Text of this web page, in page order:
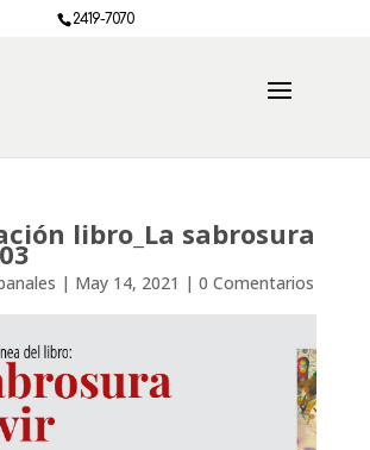
2419-7070
libro_La sabrosura
| May 14, 2021 | 0 Comentarios